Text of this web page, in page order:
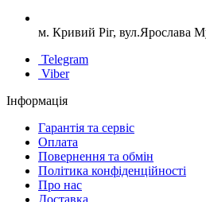
м. Кривий Ріг, вул.Ярослава
Telegram
Viber
Інформація
Гарантія та сервіс
Оплата
Повернення та обмін
Політика конфіденційності
Про нас
Доставка